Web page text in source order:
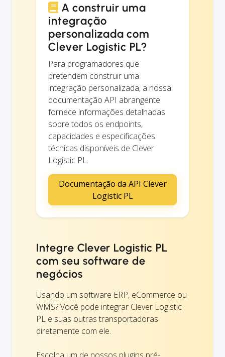
A construir uma
integração
personalizada com
Clever Logistic PL?
Para programadores que
pretendem construir uma
integração personalizada, a nossa
documentação API abrangente
fornece informações detalhadas
sobre todos os endpoints,
capacidades e especificações
técnicas disponíveis de Clever
Logistic PL.
Documentação da API Clever
Logistic PL
Integre Clever Logistic PL
com seu software de
negócios
Usando um software ERP, eCommerce ou
WMS? Você pode integrar Clever Logistic
PL e suas outras transportadoras
diretamente com ele.